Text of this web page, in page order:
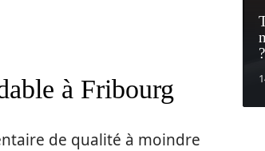
à Fribourg
de qualité à moindre
?